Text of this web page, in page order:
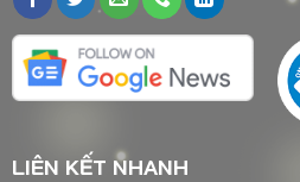
LIÊN KẾT NHANH